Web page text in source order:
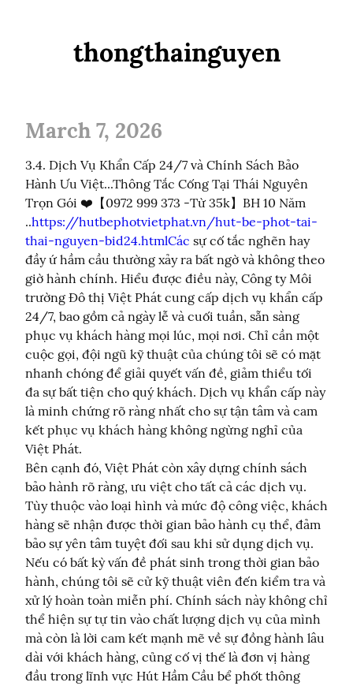
thongthainguyen
March 7, 2026
3.4. Dịch Vụ Khẩn Cấp 24/7 và Chính Sách Bảo
Hành Ưu Việt...Thông Tắc Cống Tại Thái Nguyên
Trọn Gói ❤️【0972 999 373 -Từ 35k】BH 10 Năm
..https://hutbephotvietphat.vn/hut-be-phot-tai-
thai-nguyen-bid24.htmlCác sự cố tắc nghẽn hay
đầy ứ hầm cầu thường xảy ra bất ngờ và không theo
giờ hành chính. Hiểu được điều này, Công ty Môi
trường Đô thị Việt Phát cung cấp dịch vụ khẩn cấp
24/7, bao gồm cả ngày lễ và cuối tuần, sẵn sàng
phục vụ khách hàng mọi lúc, mọi nơi. Chỉ cần một
cuộc gọi, đội ngũ kỹ thuật của chúng tôi sẽ có mặt
nhanh chóng để giải quyết vấn đề, giảm thiểu tối
đa sự bất tiện cho quý khách. Dịch vụ khẩn cấp này
là minh chứng rõ ràng nhất cho sự tận tâm và cam
kết phục vụ khách hàng không ngừng nghỉ của
Việt Phát.
Bên cạnh đó, Việt Phát còn xây dựng chính sách
bảo hành rõ ràng, ưu việt cho tất cả các dịch vụ.
Tùy thuộc vào loại hình và mức độ công việc, khách
hàng sẽ nhận được thời gian bảo hành cụ thể, đảm
bảo sự yên tâm tuyệt đối sau khi sử dụng dịch vụ.
Nếu có bất kỳ vấn đề phát sinh trong thời gian bảo
hành, chúng tôi sẽ cử kỹ thuật viên đến kiểm tra và
xử lý hoàn toàn miễn phí. Chính sách này không chỉ
thể hiện sự tự tin vào chất lượng dịch vụ của mình
mà còn là lời cam kết mạnh mẽ về sự đồng hành lâu
dài với khách hàng, củng cố vị thế là đơn vị hàng
đầu trong lĩnh vực Hút Hầm Cầu bể phốt thông